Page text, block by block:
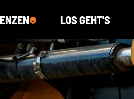
LOS GEHT'S